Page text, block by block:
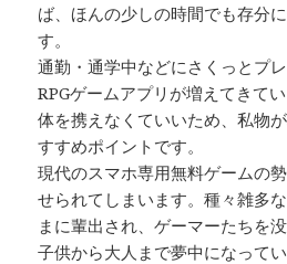
ば、ほんの少しの時間でも存分
す。
通勤・通学中などにさくっとプ
RPGゲームアプリが増えてきて
体を携えなくていいため、私物
すすめポイントです。
現代のスマホ専用無料ゲームの
せられてしまいます。種々雑多
まに輩出され、ゲーマーたちを
子供から大人まで夢中になって